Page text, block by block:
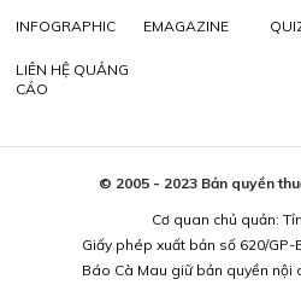
INFOGRAPHIC EMAGAZINE
LIÊN HỆ QUẢNG
CÁO
© 2005 - 2023 Bản quyền
Cơ quan chủ quản:
Giấy phép xuất bản số 620/GP-
Báo Cà Mau giữ bản quyền